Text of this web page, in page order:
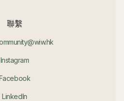
聯繫
Instagram
LinkedIn